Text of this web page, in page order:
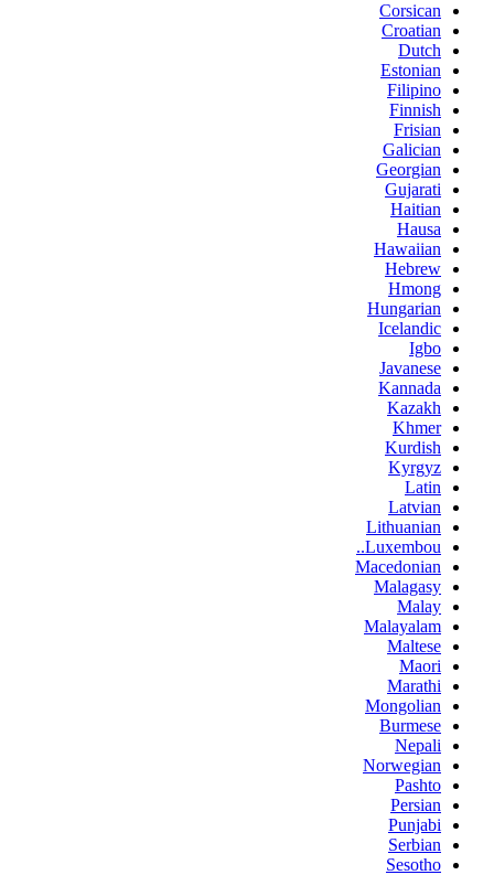
Corsican
Croatian
Dutch
Estonian
Filipino
Finnish
Frisian
Galician
Georgian
Gujarati
Haitian
Hausa
Hawaiian
Hebrew
Hmong
Hungarian
Icelandic
Igbo
Javanese
Kannada
Kazakh
Khmer
Kurdish
Kyrgyz
Latin
Latvian
Lithuanian
Luxembou..
Macedonian
Malagasy
Malay
Malayalam
Maltese
Maori
Marathi
Mongolian
Burmese
Nepali
Norwegian
Pashto
Persian
Punjabi
Serbian
Sesotho